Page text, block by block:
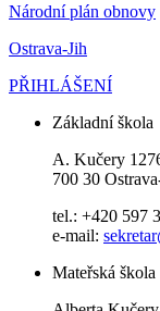
Národní plán obnovy
Ostrava-Jih
PŘIHLÁŠENÍ
Základní škola
A. Kučery
700 30
tel.: +420 597
e-mail:
Mateřská škola